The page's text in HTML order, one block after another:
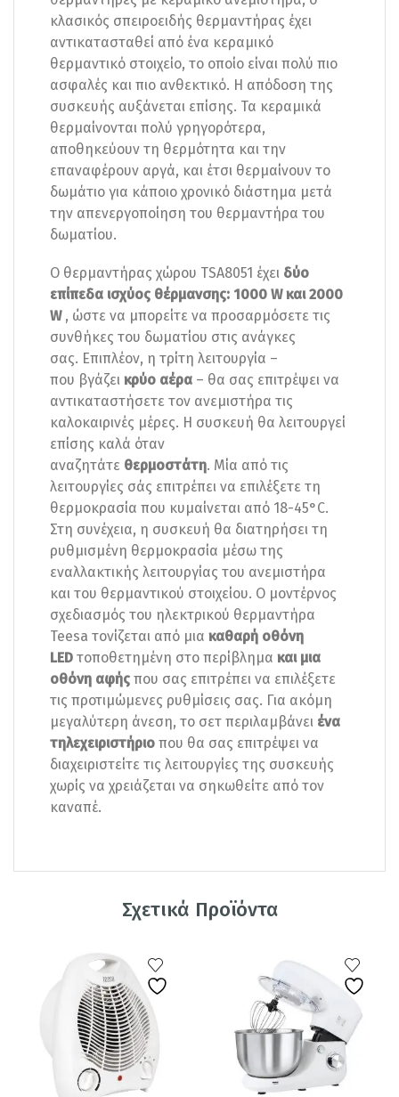
κλασικός σπειροειδής θερμαντήρας έχει
αντικατασταθεί από ένα κεραμικό
θερμαντικό στοιχείο, το οποίο είναι πολύ πιο
ασφαλές και πιο ανθεκτικό. Η απόδοση της
συσκευής αυξάνεται επίσης. Τα κεραμικά
θερμαίνονται πολύ γρηγορότερα,
αποθηκεύουν τη θερμότητα και την
επαναφέρουν αργά, και έτσι θερμαίνουν το
δωμάτιο για κάποιο χρονικό διάστημα μετά
την απενεργοποίηση του θερμαντήρα του
δωματίου.
Ο θερμαντήρας χώρου TSA8051 έχει δύο
επίπεδα ισχύος θέρμανσης: 1000 W και 2000
W, ώστε να μπορείτε να προσαρμόσετε τις
συνθήκες του δωματίου στις ανάγκες
σας. Επιπλέον, η τρίτη λειτουργία –
που βγάζει κρύο αέρα – θα σας επιτρέψει να
αντικαταστήσετε τον ανεμιστήρα τις
καλοκαιρινές μέρες. Η συσκευή θα λειτουργεί
επίσης καλά όταν
αναζητάτε θερμοστάτη. Μία από τις
λειτουργίες σάς επιτρέπει να επιλέξετε τη
θερμοκρασία που κυμαίνεται από 18-45°C.
Στη συνέχεια, η συσκευή θα διατηρήσει τη
ρυθμισμένη θερμοκρασία μέσω της
εναλλακτικής λειτουργίας του ανεμιστήρα
και του θερμαντικού στοιχείου. Ο μοντέρνος
σχεδιασμός του ηλεκτρικού θερμαντήρα
Teesa τονίζεται από μια καθαρή οθόνη
LED τοποθετημένη στο περίβλημα και μια
οθόνη αφής που σας επιτρέπει να επιλέξετε
τις προτιμώμενες ρυθμίσεις σας. Για ακόμη
μεγαλύτερη άνεση, το σετ περιλαμβάνει ένα
τηλεχειριστήριο που θα σας επιτρέψει να
διαχειριστείτε τις λειτουργίες της συσκευής
χωρίς να χρειάζεται να σηκωθείτε από τον
καναπέ.
Σχετικά Προϊόντα